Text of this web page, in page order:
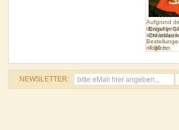
Engel in
7.90 cm
Aufgrund
derzeitigen
sind leider
möglich.
NEWSLETTER: